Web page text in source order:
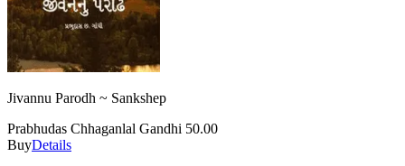
Jivannu Parodh ~ Sankshep
Prabhudas Chhaganlal Gandhi 50.00
BuyDetails